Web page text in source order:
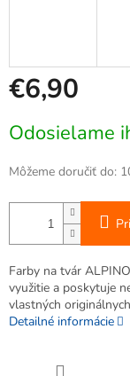
€6,90
cena:
Odosielame
Môžeme doručiť do:
Farby na tvár
využitie a poskytuje
vlastných
Detailné informácie